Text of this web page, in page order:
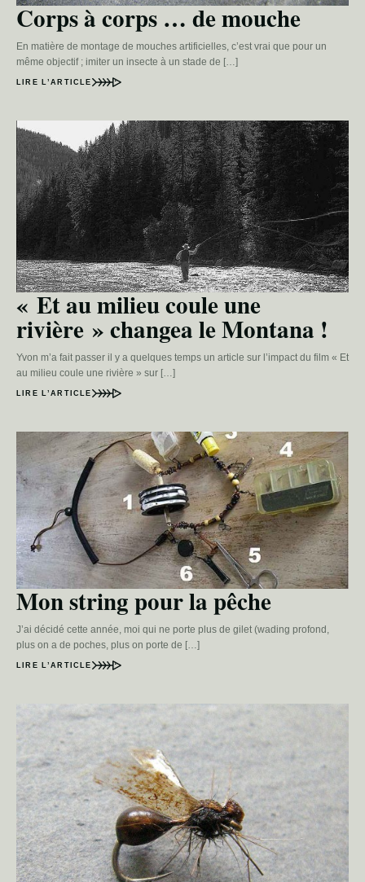
Corps à corps … de mouche
En matière de montage de mouches artificielles, c’est vrai que pour un
même objectif ; imiter un insecte à un stade de […]
LIRE L’ARTICLE
« Et au milieu coule une
rivière » changea le Montana !
Yvon m’a fait passer il y a quelques temps un article sur l’impact du film « Et
au milieu coule une rivière » sur […]
LIRE L’ARTICLE
Mon string pour la pêche
J’ai décidé cette année, moi qui ne porte plus de gilet (wading profond,
plus on a de poches, plus on porte de […]
LIRE L’ARTICLE